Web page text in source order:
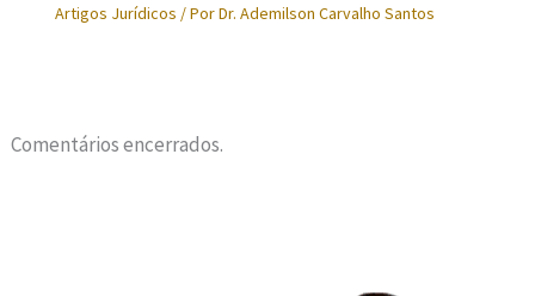
Artigos Jurídicos / PorDr. Ademilson Carvalho Santos
Comentários encerrados.